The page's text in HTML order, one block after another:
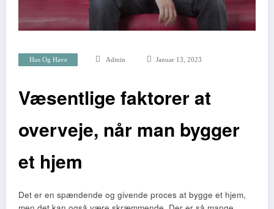
Hus Og Have Admin Januar 13, 2023
Væsentlige faktorer at
overveje, når man bygger
et hjem
Det er en spændende og givende proces at bygge et hjem,